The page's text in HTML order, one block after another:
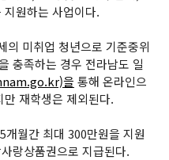
원하는 사업이다.
의 미취업 청년으로 기준중위
충족하는 경우 전라남도 일
을 통해 온라인으
재학생은 제외된다.
월간 최대 300만원을 지원
랑상품권으로 지급된다.